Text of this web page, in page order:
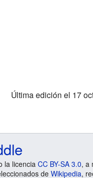
Última edición el 17
la licencia CC BY-SA 3.0, a
de Wikipedia,